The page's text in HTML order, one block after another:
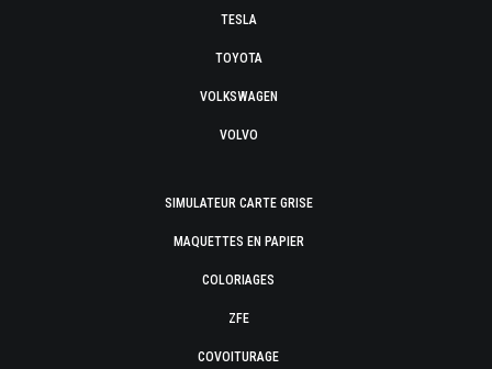
TESLA
TOYOTA
VOLKSWAGEN
VOLVO
SIMULATEUR CARTE GRISE
MAQUETTES EN PAPIER
COLORIAGES
ZFE
COVOITURAGE